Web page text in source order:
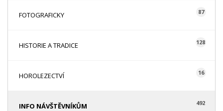
FOTOGRAFICKY 87
HISTORIE A TRADICE 128
HOROLEZECTVÍ 16
INFO NÁVŠTĚVNÍKŮM 492